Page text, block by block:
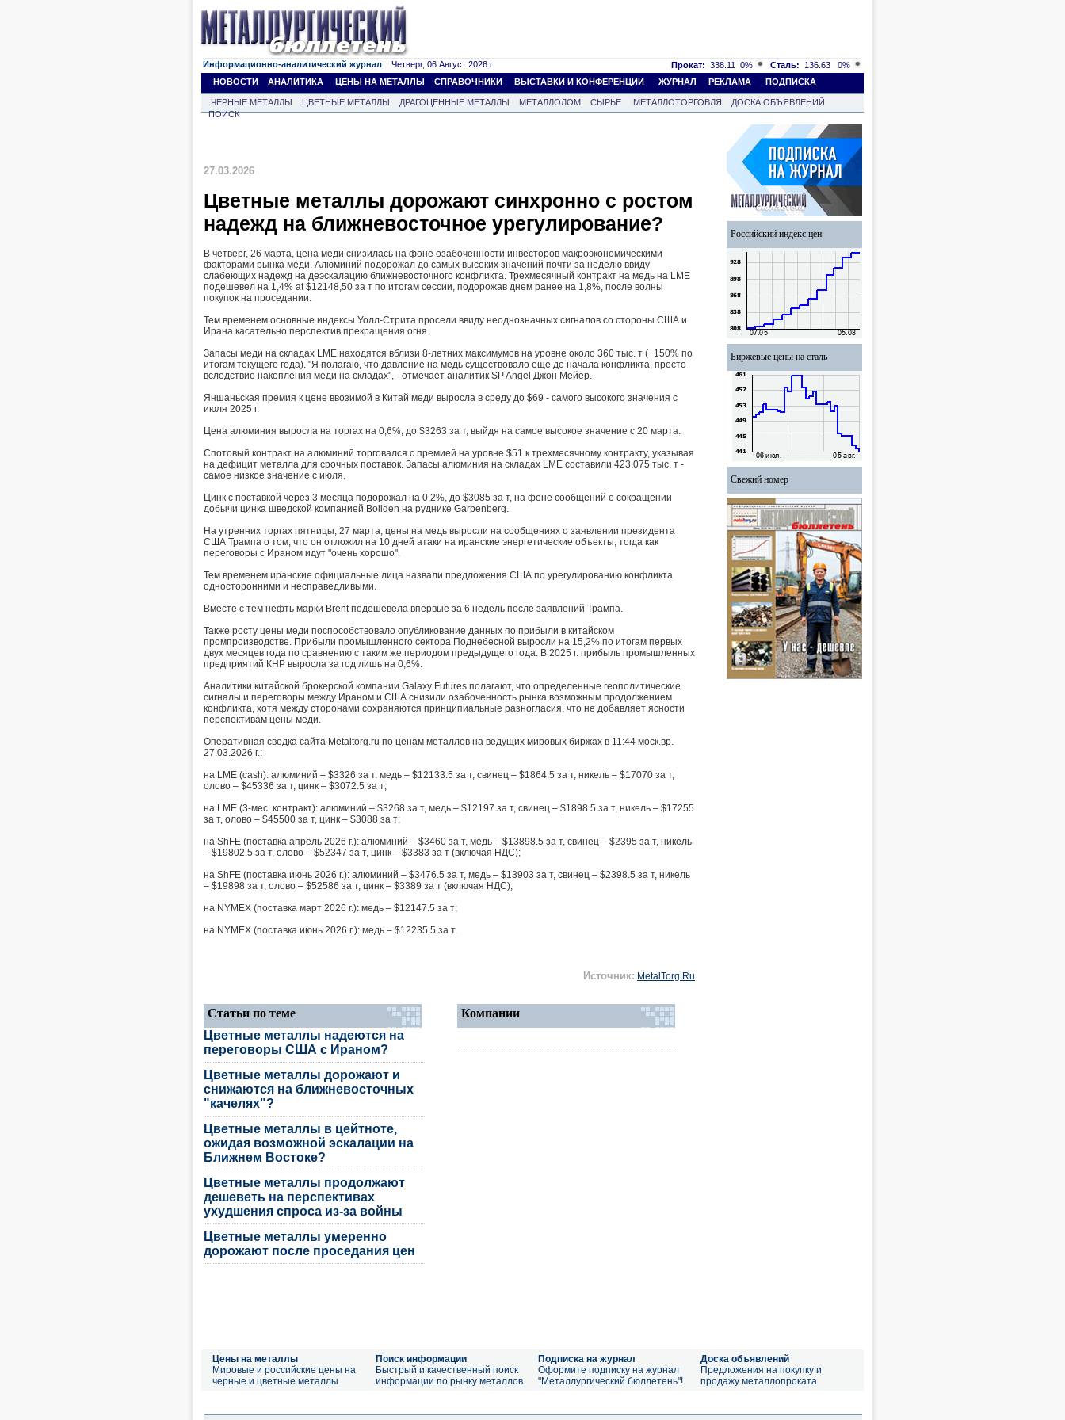
Информационно-аналитический журнал Четверг, 06 Август 2026 г. Прокат: 338.11 0% Сталь: 136.63
0%
НОВОСТИ
АНАЛИТИКА ЦЕНЫ НА МЕТАЛЛЫ СПРАВОЧНИКИ ВЫСТАВКИ И КОНФЕРЕНЦИИ ЖУРНАЛ РЕКЛАМА ПОДПИСКА
ЧЕРНЫЕ МЕТАЛЛЫ ЦВЕТНЫЕ МЕТАЛЛЫ ДРАГОЦЕННЫЕ МЕТАЛЛЫ МЕТАЛЛОЛОМ СЫРЬЕ МЕТАЛЛОТОРГОВЛЯ
ДОСКА ОБЪЯВЛЕНИЙ
ПОИСК
27.03.2026
Цветные металлы дорожают синхронно с ростом
надежд на ближневосточное урегулирование?
В четверг, 26 марта, цена меди снизилась на фоне озабоченности инвесторов макроэкономическими
факторами рынка меди. Алюминий подорожал до самых высоких значений почти за неделю ввиду
слабеющих надежд на деэскалацию ближневосточного конфликта. Трехмесячный контракт на медь на LME
подешевел на 1,4% at $12148,50 за т по итогам сессии, подорожав днем ранее на 1,8%, после волны
покупок на проседании.
Тем временем основные индексы Уолл-Стрита просели ввиду неоднозначных сигналов со стороны США и
Ирана касательно перспектив прекращения огня.
Запасы меди на складах LME находятся вблизи 8-летних максимумов на уровне около 360 тыс. т (+150% по
итогам текущего года). "Я полагаю, что давление на медь существовало еще до начала конфликта, просто
вследствие накопления меди на складах", - отмечает аналитик SP Angel Джон Мейер.
Яншаньская премия к цене ввозимой в Китай меди выросла в среду до $69 - самого высокого значения с
июля 2025 г.
Цена алюминия выросла на торгах на 0,6%, до $3263 за т, выйдя на самое высокое значение с 20 марта.
Спотовый контракт на алюминий торговался с премией на уровне $51 к трехмесячному контракту, указывая
на дефицит металла для срочных поставок. Запасы алюминия на складах LME составили 423,075 тыс. т -
самое низкое значение с июля.
Цинк с поставкой через 3 месяца подорожал на 0,2%, до $3085 за т, на фоне сообщений о сокращении
добычи цинка шведской компанией Boliden на руднике Garpenberg.
На утренних торгах пятницы, 27 марта, цены на медь выросли на сообщениях о заявлении президента
США Трампа о том, что он отложил на 10 дней атаки на иранские энергетические объекты, тогда как
переговоры с Ираном идут "очень хорошо".
Тем временем иранские официальные лица назвали предложения США по урегулированию конфликта
односторонними и несправедливыми.
Вместе с тем нефть марки Brent подешевела впервые за 6 недель после заявлений Трампа.
Также росту цены меди поспособствовало опубликование данных по прибыли в китайском
промпроизводстве. Прибыли промышленного сектора Поднебесной выросли на 15,2% по итогам первых
двух месяцев года по сравнению с таким же периодом предыдущего года. В 2025 г. прибыль промышленных
предприятий КНР выросла за год лишь на 0,6%.
Аналитики китайской брокерской компании Galaxy Futures полагают, что определенные геополитические
сигналы и переговоры между Ираном и США снизили озабоченность рынка возможным продолжением
конфликта, хотя между сторонами сохраняются принципиальные разногласия, что не добавляет ясности
перспективам цены меди.
Оперативная сводка сайта Metaltorg.ru по ценам металлов на ведущих мировых биржах в 11:44 моск.вр.
27.03.2026 г.:
на LME (cash): алюминий – $3326 за т, медь – $12133.5 за т, свинец – $1864.5 за т, никель – $17070 за т,
олово – $45336 за т, цинк – $3072.5 за т;
на LME (3-мес. контракт): алюминий – $3268 за т, медь – $12197 за т, свинец – $1898.5 за т, никель – $17255
за т, олово – $45500 за т, цинк – $3088 за т;
на ShFE (поставка апрель 2026 г.): алюминий – $3460 за т, медь – $13898.5 за т, свинец – $2395 за т, никель
– $19802.5 за т, олово – $52347 за т, цинк – $3383 за т (включая НДС);
на ShFE (поставка июнь 2026 г.): алюминий – $3476.5 за т, медь – $13903 за т, свинец – $2398.5 за т, никель
– $19898 за т, олово – $52586 за т, цинк – $3389 за т (включая НДС);
на NYMEX (поставка март 2026 г.): медь – $12147.5 за т;
на NYMEX (поставка июнь 2026 г.): медь – $12235.5 за т.
Источник: MetalTorg.Ru
Статьи по теме
Цветные металлы надеются на
переговоры США с Ираном?
Цветные металлы дорожают и
снижаются на ближневосточных
"качелях"?
Цветные металлы в цейтноте,
ожидая возможной эскалации на
Ближнем Востоке?
Цветные металлы продолжают
дешеветь на перспективах
ухудшения спроса из-за войны
Цветные металлы умеренно
дорожают после проседания цен
Компании
Российский индекс цен
Биржевые цены на сталь
Свежий номер
Цены на металлы
Мировые и российские цены на
черные и цветные металлы
Поиск информации
Быстрый и качественный поиск
информации по рынку металлов
Подписка на журнал
Оформите подписку на журнал
"Металлургический бюллетень"!
Доска объявлений
Предложения на покупку и
продажу металлопроката